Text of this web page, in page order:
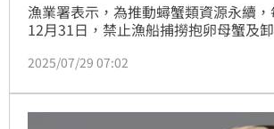
漁業署表示，為推動蟳蟹類資源永續
12月31日，禁止漁船捕撈抱卵母蟹及
卵母蟹及腹甲離身的蟳蟹，違者最高可
蟳蟹類漁獲管制措施」規定，鏽斑蟳
海梭子蟹甲殼寬未滿9公分、善泳蟳未
2025/07/29 07:02